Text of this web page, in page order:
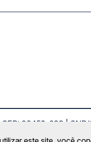
06453-038 |